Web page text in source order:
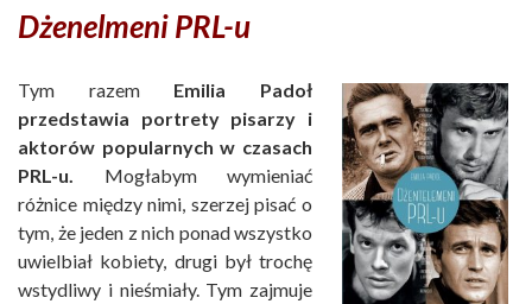
Dżenelmeni PRL-u
Tym razem Emilia Padoł
przedstawia portrety pisarzy i
aktorów popularnych w czasach
PRL-u.
Mogłabym wymieniać
różnice między nimi, szerzej pisać o
tym, że jeden z nich ponad wszystko
uwielbiał kobiety, drugi był trochę
wstydliwy i nieśmiały. Tym zajmuje